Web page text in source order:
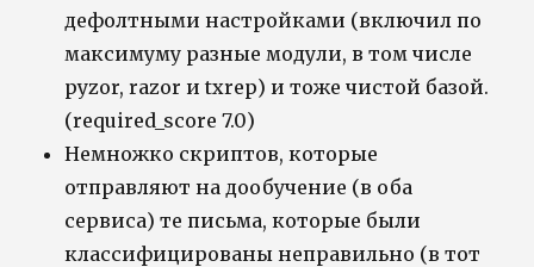
дефолтными настройками (включил по
максимуму разные модули, в том числе
pyzor, razor и txrep) и тоже чистой базой.
(required_score 7.0)
Немножко скриптов, которые
отправляют на дообучение (в оба
сервиса) те письма, которые были
классифицированы неправильно (в тот